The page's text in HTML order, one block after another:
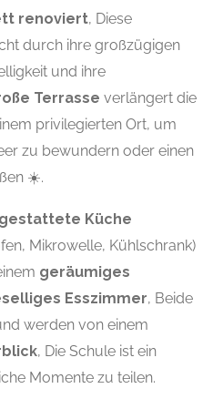
renoviert, Diese
durch ihre großzügigen
und ihre
Terrasse verlängert die
privilegierten Ort, um
zu bewundern oder einen
☀️.
Küche
Mikrowelle, Kühlschrank)
geräumiges
Esszimmer, Beide
werden von einem
, Die Schule ist ein
Momente zu teilen.